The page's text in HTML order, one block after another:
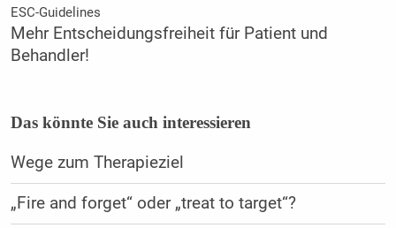
ESC-Guidelines
Mehr Entscheidungsfreiheit für Patient und
Behandler!
Das könnte Sie auch interessieren
Wege zum Therapieziel
„Fire and forget“ oder „treat to target“?